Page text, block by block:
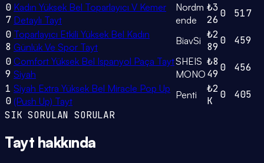
0
7
Kadın Yüksek Bel Toparlayıcı V Kemer
Detaylı Tayt
Nordm
ende
₺3
26
0
517
0
8
Toparlayıcı Etkili Yüksek Bel Kadın
Günlük Ve Spor Tayt
BiavSi ₺2
89
0
459
0
9
Comfort Yüksek Bel Ispanyol Paça Tayt
Siyah
SHEIS
MONO
₺8
49
0
456
1
0
Siyah Extra Yüksek Bel Miracle Pop Up
(Push Up) Tayt
Penti
₺2
K
0
405
SIK SORULAN SORULAR
Tayt hakkında